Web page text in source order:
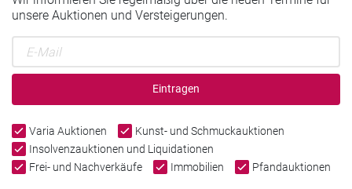
unsere Auktionen und Versteigerungen.
Eintragen
Varia Auktionen
Kunst- und Schmuckauktionen
Insolvenzauktionen und Liquidationen
Frei- und Nachverkäufe
Immobilien Pfandauktionen